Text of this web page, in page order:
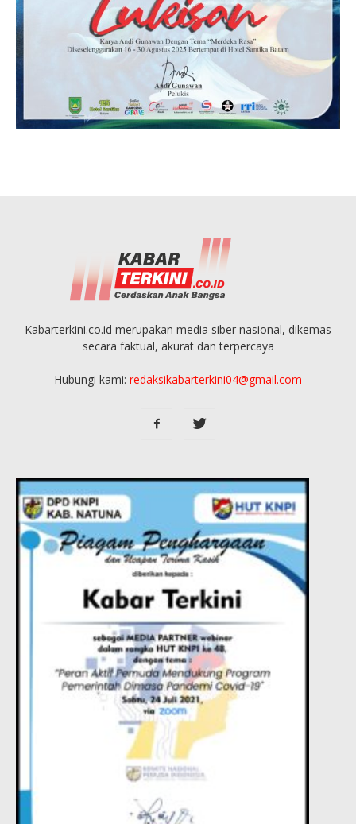
Kabarterkini.co.id merupakan media siber nasional, dikemas
secara faktual, akurat dan terpercaya
Hubungi kami: redaksikabarterkini04@gmail.com